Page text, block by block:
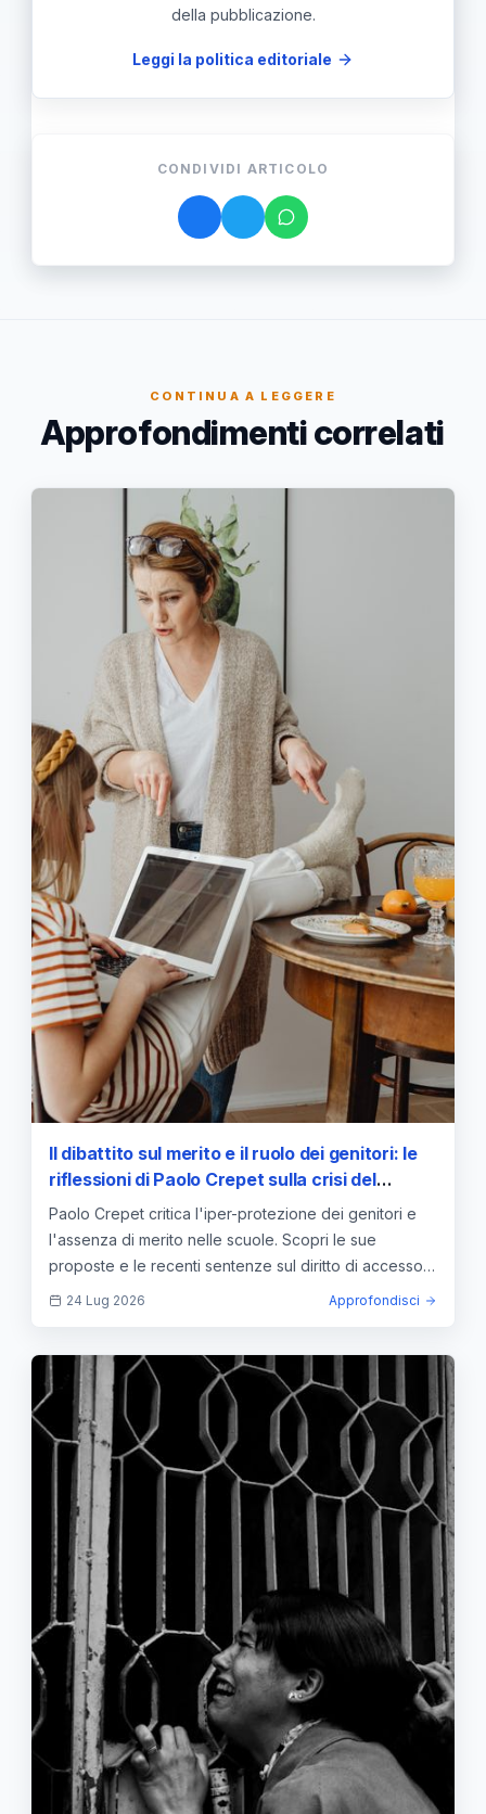
della pubblicazione.
Leggi la politica editoriale
CONDIVIDI ARTICOLO
CONTINUA A LEGGERE
Approfondimenti correlati
Il dibattito sul merito e il ruolo dei genitori: le
riflessioni di Paolo Crepet sulla crisi del
sistema scolastico
Paolo Crepet critica l'iper-protezione dei genitori e
l'assenza di merito nelle scuole. Scopri le sue
proposte e le recenti sentenze sul diritto di accesso
agli atti.
24 Lug 2026 Approfondisci